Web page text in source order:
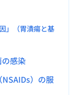
」（胃潰瘍と基
感染
）の服